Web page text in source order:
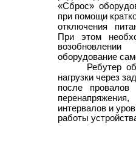
«Сброс»
при помощи
отключения
При этом
возобновлении
оборудование
Ребутер
нагрузки через
после
интервалов и
работы